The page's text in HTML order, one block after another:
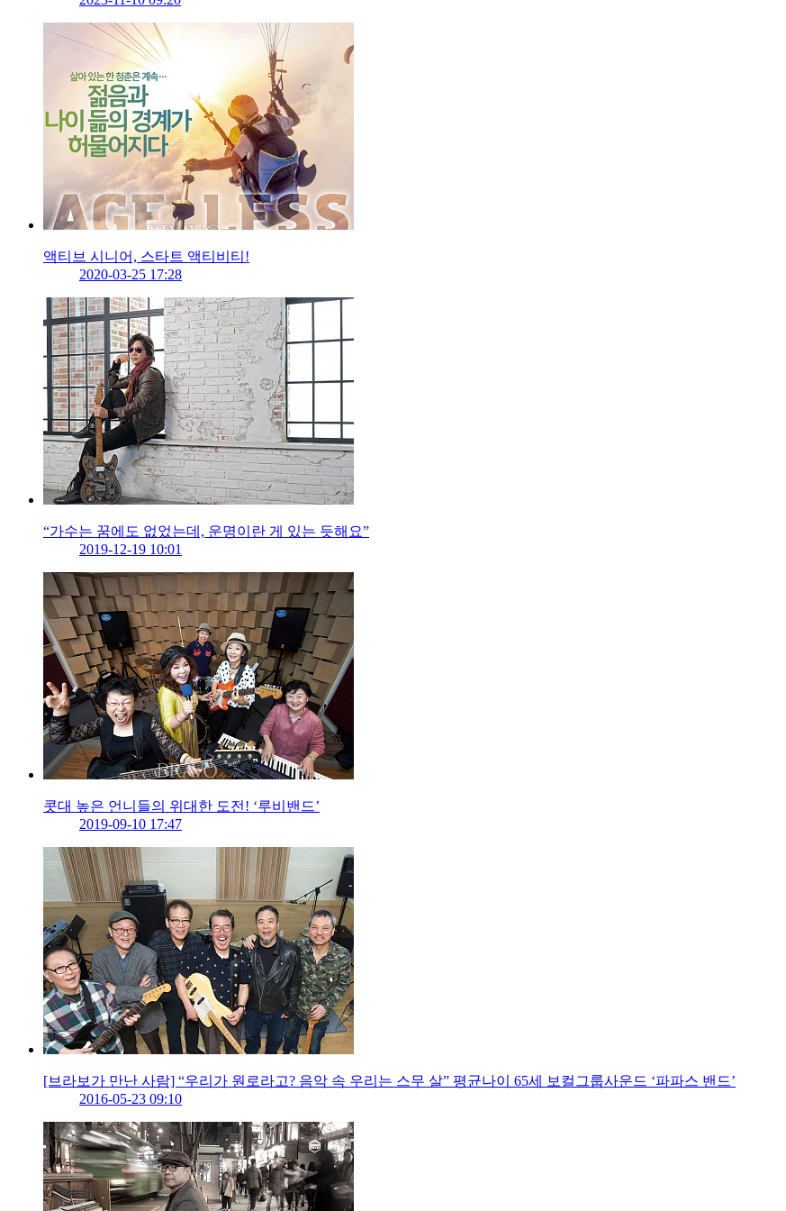
액티브 시니어, 스타트 액티비티!
2020-03-25 17:28
“가수는 꿈에도 없었는데, 운명이란 게 있는 듯해요”
2019-12-19 10:01
콧대 높은 언니들의 위대한 도전! ‘루비밴드’
2019-09-10 17:47
[브라보가 만난 사람] “우리가 원로라고? 음악 속 우리는 스무 살” 평균나이 65세 보컬그룹사운드 ‘파파스 밴드’
2016-05-23 09:10